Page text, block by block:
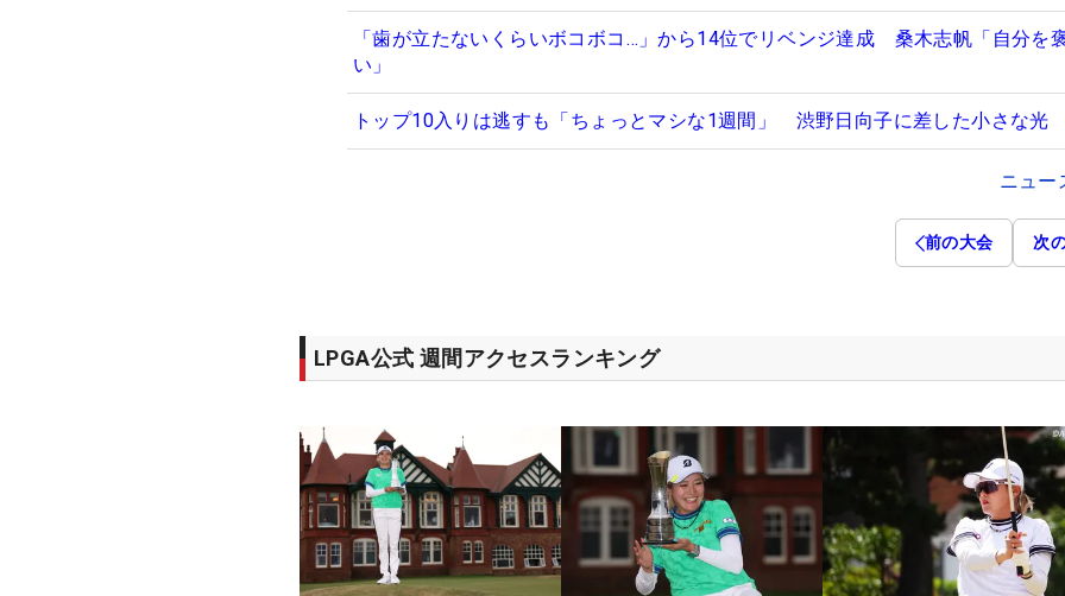
「歯が立たないくらいボコボコ…」から14位でリベンジ達成 桑木志帆「自分を
い」
トップ10入りは逃すも「ちょっとマシな1週間」 渋野日向子に差した小さな光
ニュー
前の大会 次
LPGA公式 週間アクセスランキング